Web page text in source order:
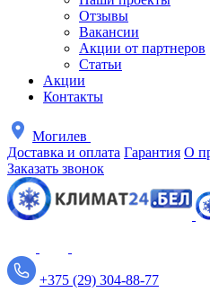
Отзывы
Вакансии
Акции от партнеров
Статьи
Акции
Контакты
Могилев
Доставка и оплата Гарантия О
Заказать звонок
+375 (29) 304-88-77